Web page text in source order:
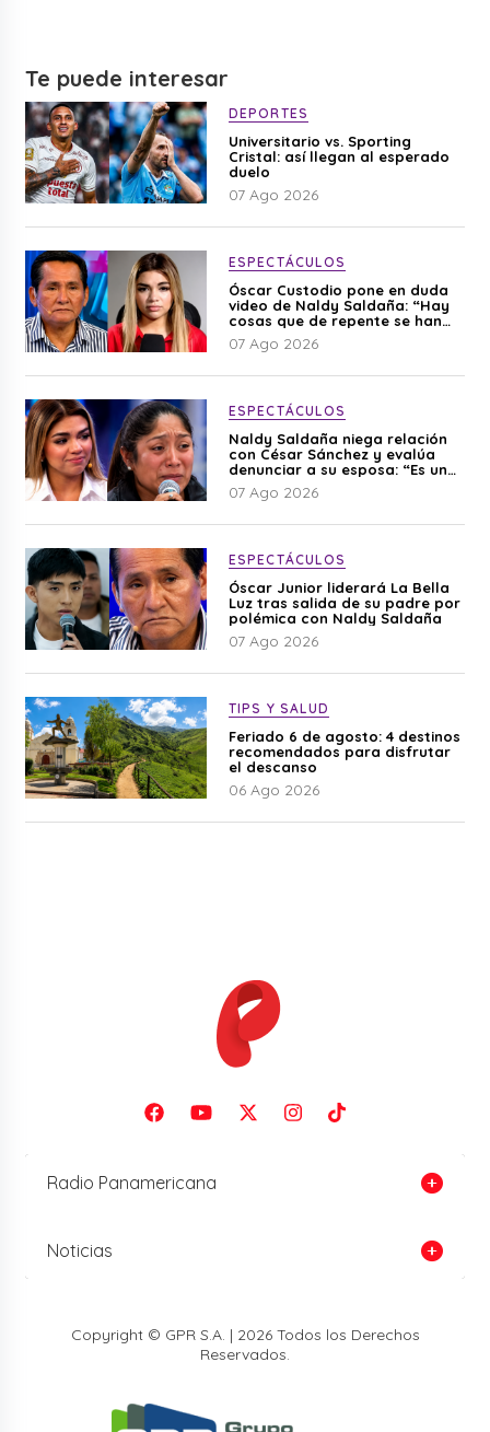
Te puede interesar
DEPORTES
Universitario vs. Sporting
Cristal: así llegan al esperado
duelo
07 Ago 2026
ESPECTÁCULOS
Óscar Custodio pone en duda
video de Naldy Saldaña: “Hay
cosas que de repente se han
editado”
07 Ago 2026
ESPECTÁCULOS
Naldy Saldaña niega relación
con César Sánchez y evalúa
denunciar a su esposa: “Es una
difamación”
07 Ago 2026
ESPECTÁCULOS
Óscar Junior liderará La Bella
Luz tras salida de su padre por
polémica con Naldy Saldaña
07 Ago 2026
TIPS Y SALUD
Feriado 6 de agosto: 4 destinos
recomendados para disfrutar
el descanso
06 Ago 2026
Radio Panamericana
Noticias
Copyright © GPR S.A. | 2026 Todos los Derechos
Reservados.